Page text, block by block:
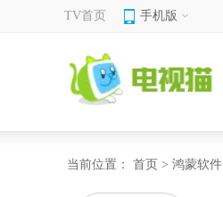
TV首页 手机版
当前位置： 首页 > 鸿蒙软件